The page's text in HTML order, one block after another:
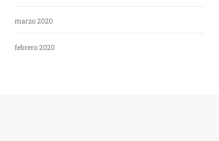
marzo 2020
febrero 2020